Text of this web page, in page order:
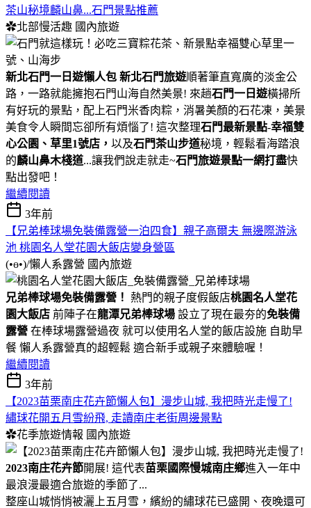
茶山秘境麟山鼻...石門景點推薦
✿北部慢活趣 國內旅遊
新北石門一日遊懶人包 新北石門旅遊順著筆直寬廣的淡金公
路，一路就能擁抱石門山海自然美景! 來趟石門一日遊橫掃所
有好玩的景點，配上石門米香肉粽，消暑美顏的石花凍，美景
美食令人瞬間忘卻所有煩惱了! 這次整理石門最新景點-幸福雙
心公園、草里1號店， 以及石門茶山步道秘境，輕鬆看海踏浪
的麟山鼻木棧道...讓我們說走就走~石門旅遊景點一網打盡快
點出發吧！
繼續閱讀
3年前
【兄弟棒球場免裝備露營一泊四食】親子高爾夫 無邊際游泳
池 桃園名人堂花園大飯店變身營區
(•ө•)/懶人系露營 國內旅遊
兄弟棒球場免裝備露營！ 熱門的親子度假飯店桃園名人堂花
園大飯店 前陣子在龍潭兄弟棒球場 設立了現在最夯的免裝備
露營 在棒球場露營過夜 就可以使用名人堂的飯店設施 自助早
餐 懶人系露營真的超輕鬆 適合新手或親子來體驗喔！
繼續閱讀
3年前
【2023苗栗南庄花卉節懶人包】漫步山城, 我把時光走慢了!
繡球花開五月雪紛飛, 走讀南庄老街周邊景點
✿花季旅遊情報 國內旅遊
2023南庄花卉節開展! 這代表苗栗國際慢城南庄鄉進入一年中
最浪漫最適合旅遊的季節了...
整座山城悄悄被灑上五月雪，繽紛的繡球花已盛開、夜晚還可